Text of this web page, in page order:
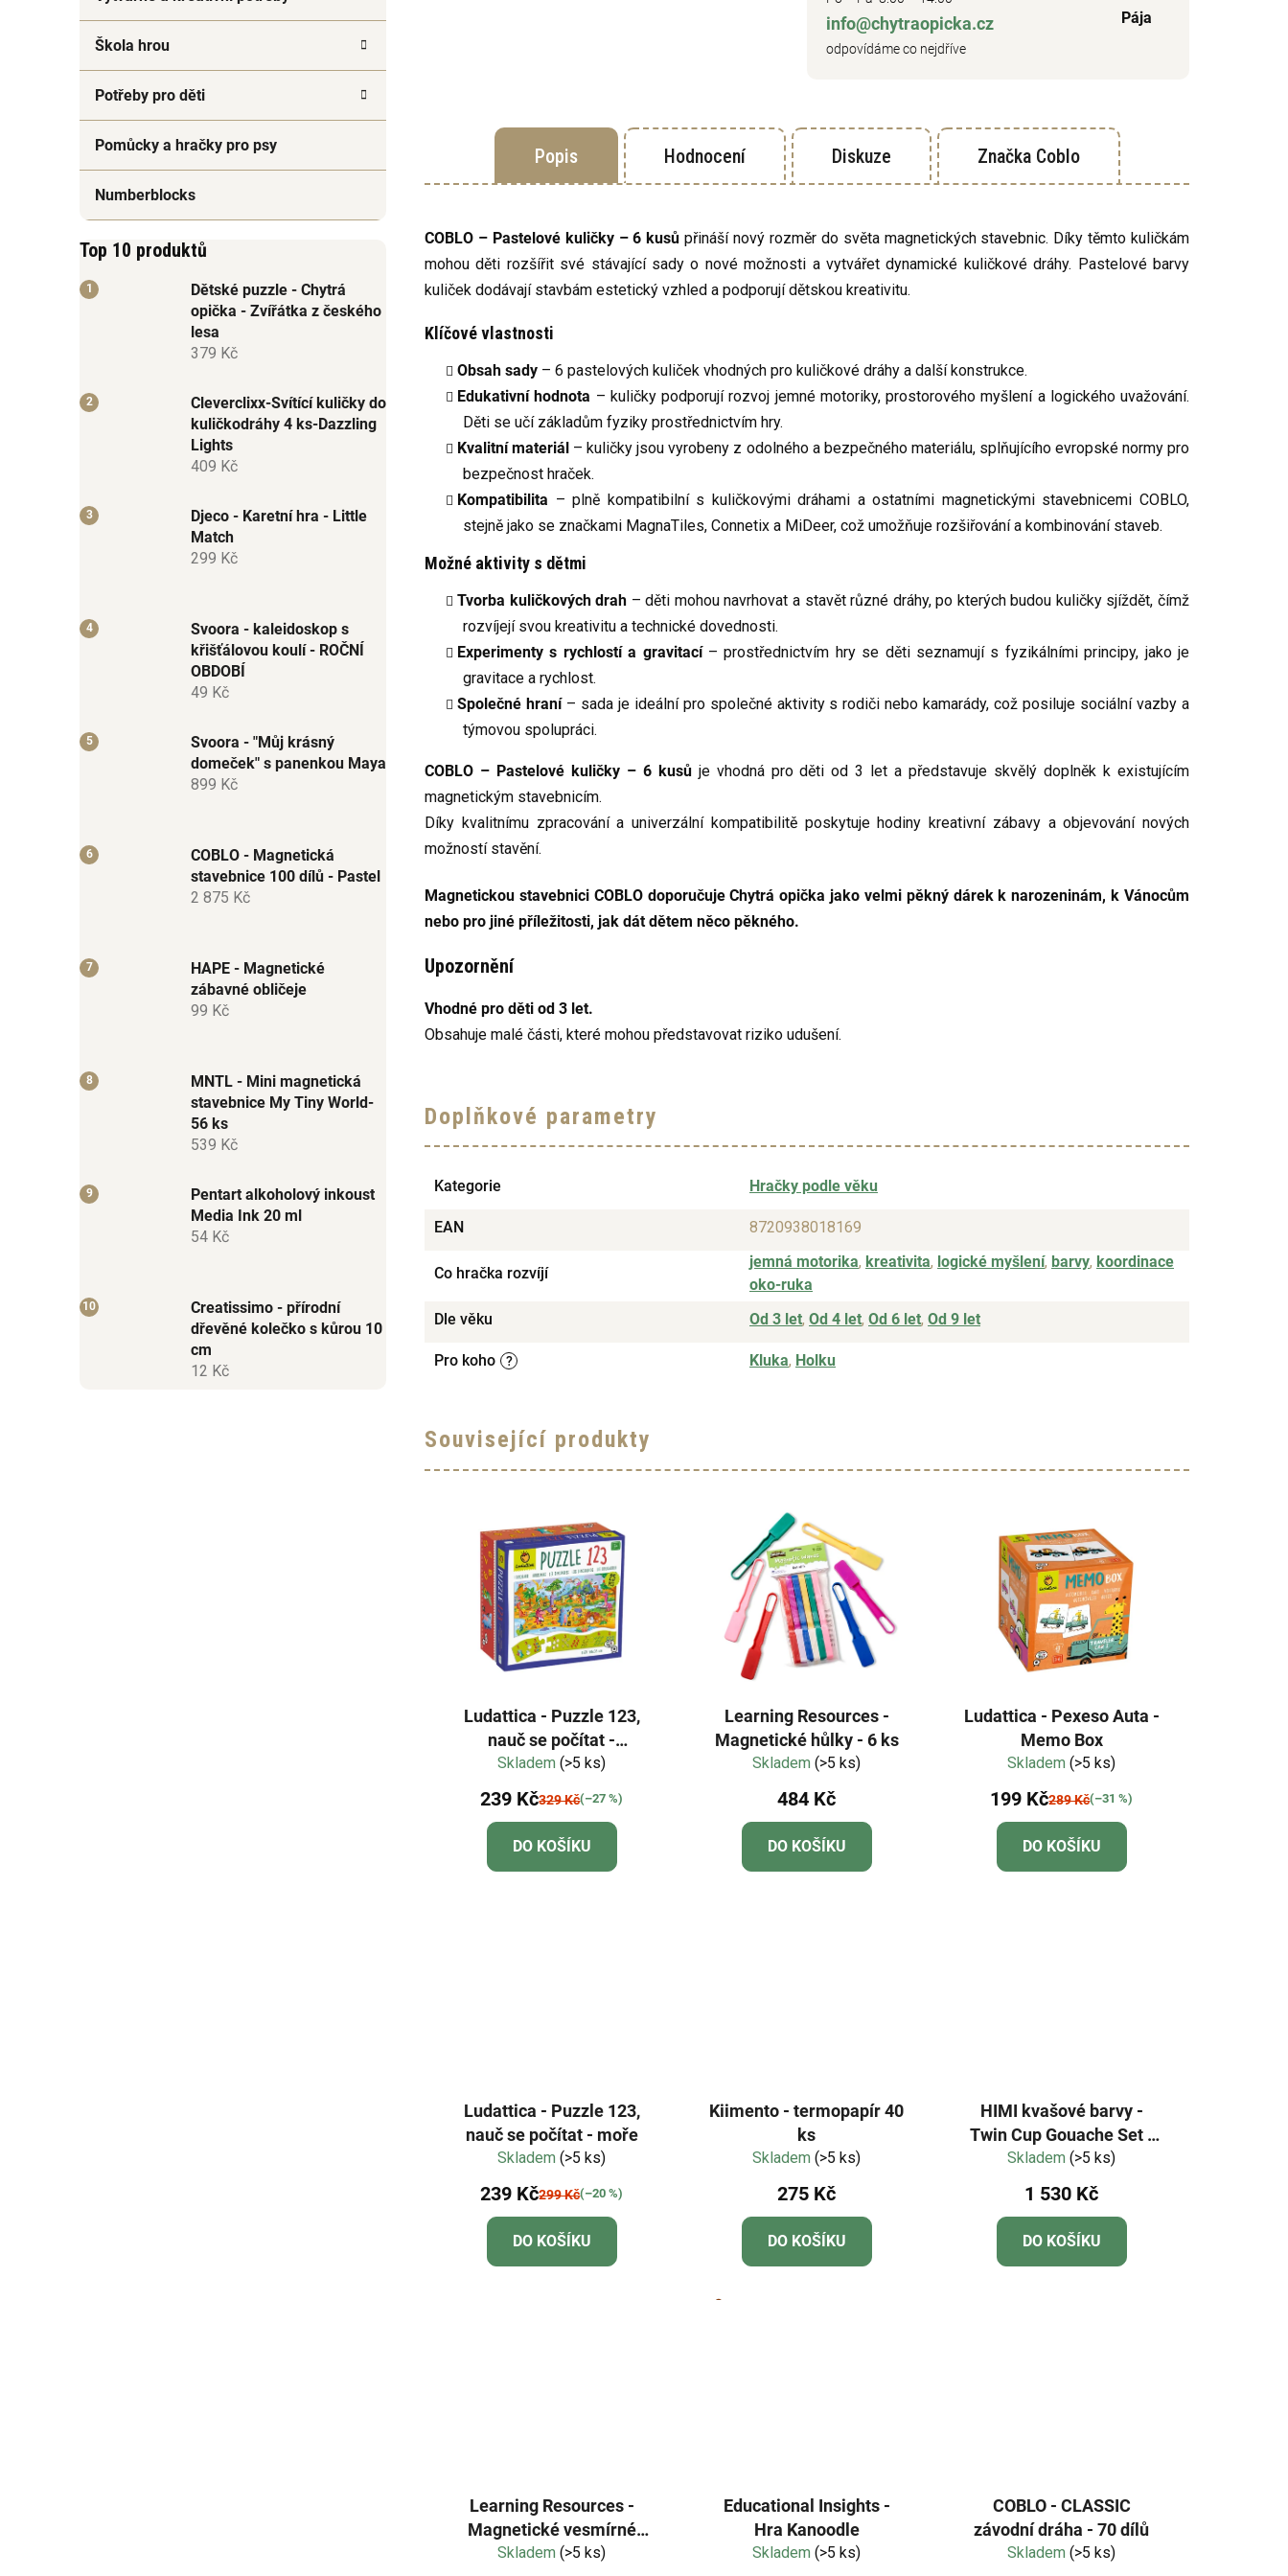
Škola hrou
Potřeby pro děti
Pomůcky a hračky pro psy
Numberblocks
Top 10 produktů
Dětské puzzle - Chytrá
opička - Zvířátka z českého
lesa
379 Kč
Cleverclixx-Svítící kuličky do
kuličkodráhy 4 ks-Dazzling
Lights
409 Kč
Djeco - Karetní hra - Little
Match
299 Kč
Svoora - kaleidoskop s
křišťálovou koulí - ROČNÍ
OBDOBÍ
49 Kč
Svoora - "Můj krásný
domeček" s panenkou Maya
899 Kč
COBLO - Magnetická
stavebnice 100 dílů - Pastel
2 875 Kč
HAPE - Magnetické
zábavné obličeje
99 Kč
MNTL - Mini magnetická
stavebnice My Tiny World-
56 ks
539 Kč
Pentart alkoholový inkoust
Media Ink 20 ml
54 Kč
Creatissimo - přírodní
dřevěné kolečko s kůrou 10
cm
12 Kč
info@chytraopicka.cz
odpovídáme co nejdříve
Pája
Popis Hodnocení Diskuze ZnačkaCoblo
COBLO – Pastelové kuličky – 6 kusů přináší nový rozměr do světa magnetických stavebnic. Díky těmto kuličkám
mohou děti rozšířit své stávající sady o nové možnosti a vytvářet dynamické kuličkové dráhy. Pastelové barvy
kuliček dodávají stavbám estetický vzhled a podporují dětskou kreativitu.
Klíčové vlastnosti
Obsah sady – 6 pastelových kuliček vhodných pro kuličkové dráhy a další konstrukce.
Edukativní hodnota – kuličky podporují rozvoj jemné motoriky, prostorového myšlení a logického uvažování.
Děti se učí základům fyziky prostřednictvím hry.
Kvalitní materiál – kuličky jsou vyrobeny z odolného a bezpečného materiálu, splňujícího evropské normy pro
bezpečnost hraček.
Kompatibilita – plně kompatibilní s kuličkovými dráhami a ostatními magnetickými stavebnicemi COBLO,
stejně jako se značkami MagnaTiles, Connetix a MiDeer, což umožňuje rozšiřování a kombinování staveb.
Možné aktivity s dětmi
Tvorba kuličkových drah – děti mohou navrhovat a stavět různé dráhy, po kterých budou kuličky sjíždět, čímž
rozvíjejí svou kreativitu a technické dovednosti.
Experimenty s rychlostí a gravitací– prostřednictvím hry se děti seznamují s fyzikálními principy, jako je
gravitace a rychlost.
Společné hraní– sada je ideální pro společné aktivity s rodiči nebo kamarády, což posiluje sociální vazby a
týmovou spolupráci.
COBLO – Pastelové kuličky – 6 kusůje vhodná pro děti od 3 let a představuje skvělý doplněk k existujícím
magnetickým stavebnicím.
Díky kvalitnímu zpracování a univerzální kompatibilitě poskytuje hodiny kreativní zábavy a objevování nových
možností stavění.
Magnetickou stavebnici COBLO doporučuje Chytrá opička jako velmi pěkný dárek k narozeninám, k Vánocům
nebo pro jiné příležitosti, jak dát dětem něco pěkného.
Upozornění
Vhodné pro děti od 3 let.
Obsahuje malé části, které mohou představovat riziko udušení.
Doplňkové parametry
Kategorie Hračky podle věku
EAN 8720938018169
Co hračka rozvíjí
jemná motorika, kreativita, logické myšlení, barvy, koordinace
oko-ruka
Dle věku
Od 3 let, Od 4 let, Od 6 let, Od 9 let
?
Pro koho Kluka, Holku
Související produkty
Ludattica - Puzzle 123,
nauč se počítat -
Dinosauři
Skladem(>5 ks)
239 Kč329 Kč(–27 %)
DO KOŠÍKU
Learning Resources -
Magnetické hůlky - 6 ks
Skladem(>5 ks)
484 Kč
DO KOŠÍKU
Ludattica - Pexeso Auta -
Memo Box
Skladem(>5 ks)
199 Kč289 Kč(–31 %)
DO KOŠÍKU
Ludattica - Puzzle 123,
nauč se počítat - moře
Skladem(>5 ks)
239 Kč299 Kč(–20 %)
DO KOŠÍKU
Kiimento - termopapír 40
ks
Skladem(>5 ks)
275 Kč
DO KOŠÍKU
HIMI kvašové barvy -
Twin Cup Gouache Set -
112 Colours - white
Edition
Skladem(>5 ks)
1 530 Kč
DO KOŠÍKU
Learning Resources -
Magnetické vesmírné
sudoku
Skladem(>5 ks)
Educational Insights -
Hra Kanoodle
Skladem(>5 ks)
COBLO - CLASSIC
závodní dráha - 70 dílů
Skladem(>5 ks)